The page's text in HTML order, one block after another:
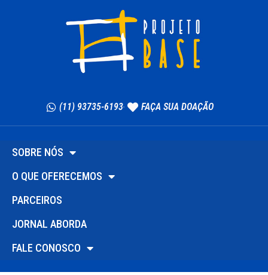
(11) 93735-6193 FAÇA SUA DOAÇÃO
SOBRE NÓS
O QUE OFERECEMOS
PARCEIROS
JORNAL ABORDA
FALE CONOSCO